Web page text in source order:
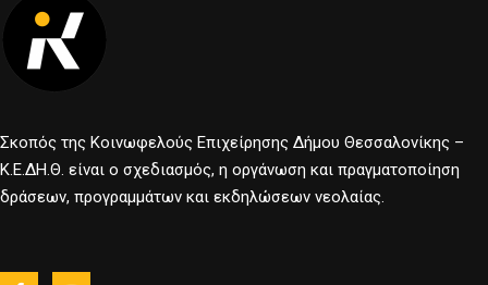
Σκοπός της Κοινωφελούς Επιχείρησης Δήμου Θεσσαλονίκης –
Κ.Ε.ΔΗ.Θ. είναι ο σχεδιασμός, η οργάνωση και πραγματοποίηση
δράσεων, προγραμμάτων και εκδηλώσεων νεολαίας.